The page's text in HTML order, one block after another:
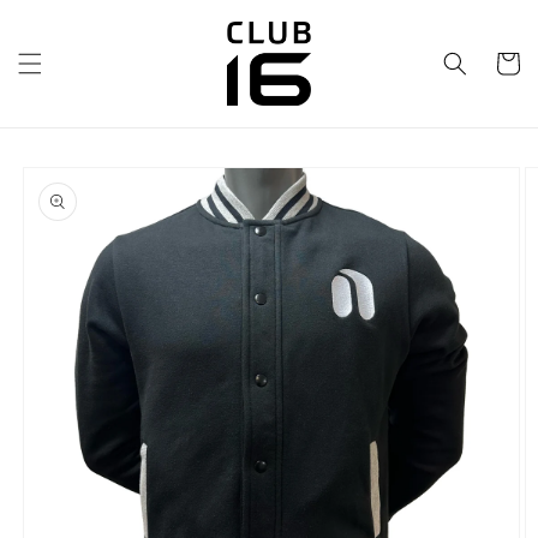
al contenido
Carrito
a la
información
del producto